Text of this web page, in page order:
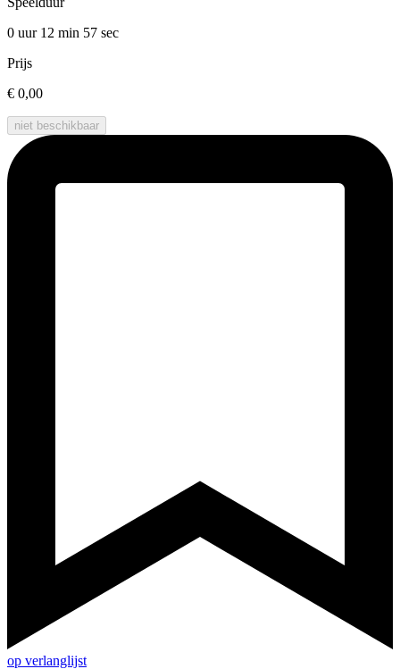
0 uur 12 min 57 sec
Prijs
€ 0,00
niet beschikbaar
op verlanglijst